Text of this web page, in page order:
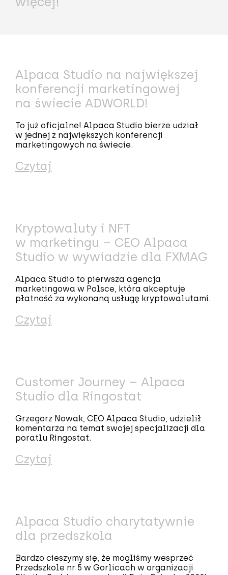
Alpaca Studio na największej
konferencji marketingowej
na świecie ADWORLD!
To już oficjalne! Alpaca Studio bierze udział
w jednej z największych konferencji
marketingowych na świecie.
Czytaj
Kryptowaluty i NFT
w marketingu – CEO Alpaca
Studio w wywiadzie dla FXMAG
Alpaca Studio to pierwsza agencja
marketingowa w Polsce, która akceptuje
płatność za wykonaną usługę kryptowalutami.
Czytaj
Customer Journey – Alpaca
Studio dla Ringostat
Grzegorz Nowak, CEO Alpaca Studio, udzielił
komentarza na temat swojej specjalizacji dla
poratlu Ringostat.
Czytaj
Alpaca Studio charytatywnie
dla przedszkola
Bardzo cieszymy się, że mogliśmy wesprzeć
Przedszkole nr 5 w Gorlicach w organizacji